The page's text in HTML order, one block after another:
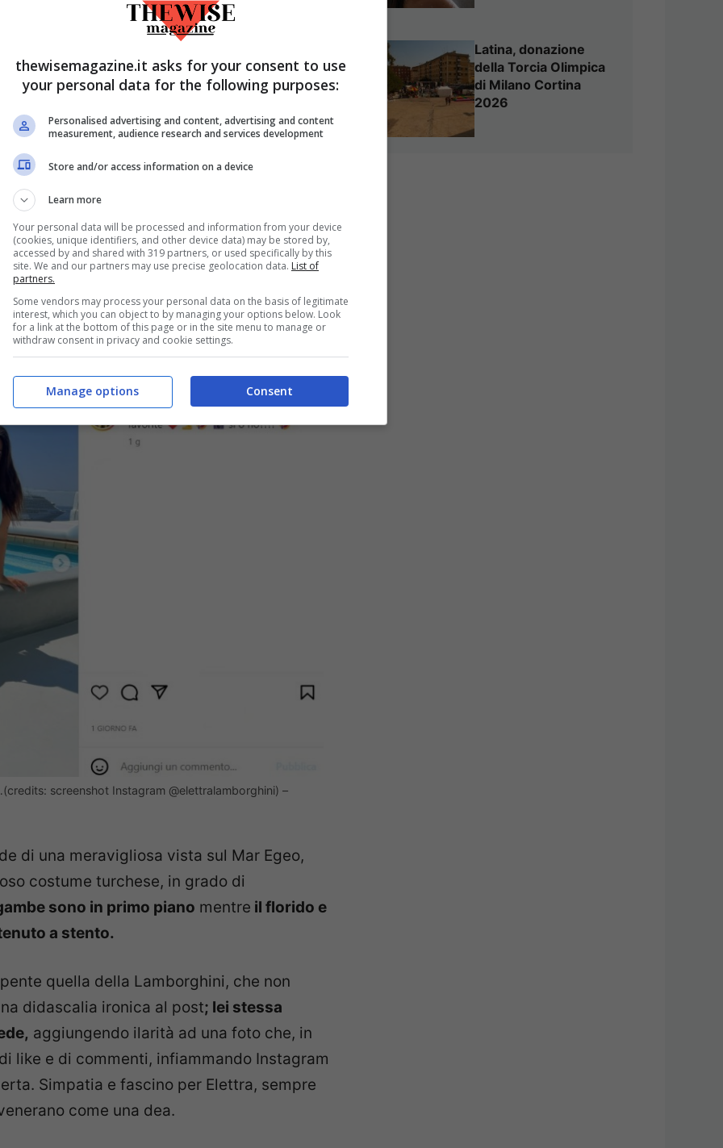
di tornare sul piccolo schermo,
e relax, lascia senza fiato con la sua
icona di sensualità con il suo fascino e le
ha lasciato tutti senza fiato sfoggiando
come Mykons. Così è davvero divina e
occhi dei fan: il web va subito in tilt.
Mykonos è una dea:
dopo aver mostrato con tanti altri
si è trovata ad alloggiare, Elettra
temperatura del web mettendo in risalto
screenshot Instagram @elettralamborghini) –
di una meravigliosa vista sul Mar Egeo,
costume turchese, in grado di
sono in primo piano mentre il florido e
a stento.
quella della Lamborghini, che non
didascalia ironica al post; lei stessa
aggiungendo ilarità ad una foto che, in
like e di commenti, infiammando Instagram
Simpatia e fascino per Elettra, sempre
come una dea.
Latina, donazione
della Torcia Olimpica
di Milano Cortina
2026
thewisemagazine.it asks for your consent to use
your personal data for the following purposes:
Personalised advertising and content, advertising and content
measurement, audience research and services development
Store and/or access information on a device
Learn more
Your personal data will be processed and information from your device
(cookies, unique identifiers, and other device data) may be stored by,
accessed by and shared with 319 partners, or used specifically by this
site. We and our partners may use precise geolocation data. List of
partners.
Some vendors may process your personal data on the basis of legitimate
interest, which you can object to by managing your options below. Look
for a link at the bottom of this page or in the site menu to manage or
withdraw consent in privacy and cookie settings.
Consent
Manage options